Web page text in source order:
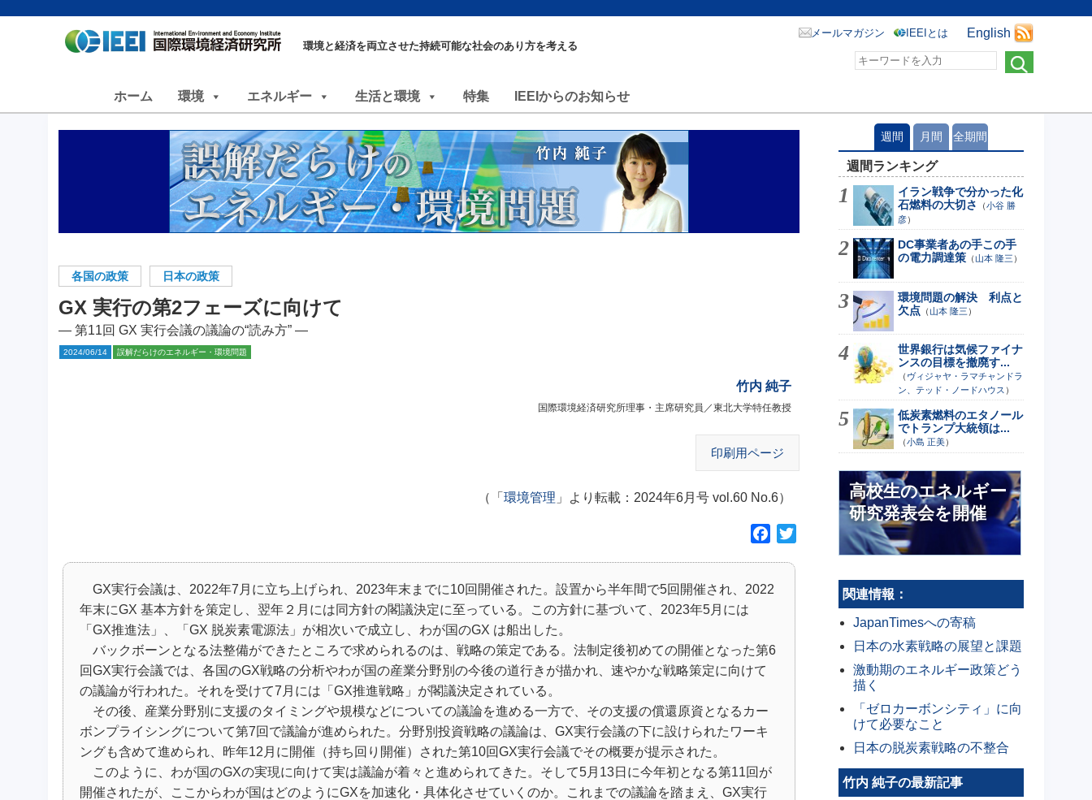
環境と経済を両立させた持続可能な社会のあり方を考える
English
メールマガジン IEEIとは
ホーム 環境 エネルギー 生活と環境 特集 IEEIからのお知らせ
各国の政策 日本の政策
GX 実行の第2フェーズに向けて
― 第11回 GX 実行会議の議論の“読み方” ―
2024/06/14 誤解だらけのエネルギー・環境問題
竹内 純子
国際環境経済研究所理事・主席研究員／東北大学特任教授
印刷用ページ
（「 環境管理 」より転載：2024年6月号 vol.60 No.6）
e
o
GX実行会議は、2022年7月に立ち上げられ、2023年末までに10回開催された。設置から半年間で5回開催され、2022
年末にGX 基本方針を策定し、翌年２月には同方針の閣議決定に至っている。この方針に基づいて、2023年5月には
「GX推進法」、「GX 脱炭素電源法」が相次いで成立し、わが国のGX は船出した。
バックボーンとなる法整備ができたところで求められるのは、戦略の策定である。法制定後初めての開催となった第6
回GX実行会議では、各国のGX戦略の分析やわが国の産業分野別の今後の道行きが描かれ、速やかな戦略策定に向けて
の議論が行われた。それを受けて7月には「GX推進戦略」が閣議決定されている。
その後、産業分野別に支援のタイミングや規模などについての議論を進める一方で、その支援の償還原資となるカー
ボンプライシングについて第7回で議論が進められた。分野別投資戦略の議論は、GX実行会議の下に設けられたワーキ
ングも含めて進められ、昨年12月に開催（持ち回り開催）された第10回GX実行会議でその概要が提示された。
このように、わが国のGXの実現に向けて実は議論が着々と進められてきた。そして5月13日に今年初となる第11回が
開催されたが、ここからわが国はどのようにGXを加速化・具体化させていくのか。これまでの議論を踏まえ、GX実行
週間 月間 全期間
週間ランキング
イラン戦争で分かった化
石燃料の大切さ
（小谷 勝
彦）
DC事業者あの手この手
の電力調達策 （山本 隆三 ）
環境問題の解決 利点と
欠点 （山本 隆三 ）
世界銀行は気候ファイナ
ンスの目標を撤廃す...
（ ヴィジャヤ・ラマチャンドラ
ン、テッド・ノードハウス ）
低炭素燃料のエタノール
でトランプ大統領は...
（小島 正美）
高校生のエネルギー
研究発表会を開催
関連情報：
JapanTimesへの寄稿
日本の水素戦略の展望と課題
激動期のエネルギー政策どう
描く
「ゼロカーボンシティ」に向
けて必要なこと
日本の脱炭素戦略の不整合
竹内 純子の最新記事